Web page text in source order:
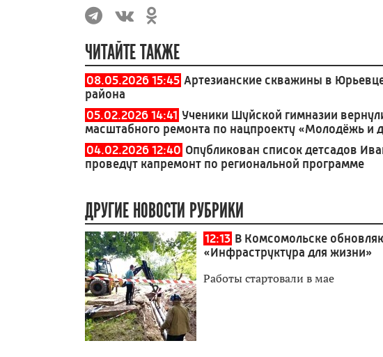
ЧИТАЙТЕ ТАКЖЕ
08.05.2026 15:45 Артезианские скважины в
района
05.02.2026 14:41 Ученики Шуйской гимназии
масштабного ремонта по нацпроекту «Молодёжь и
04.02.2026 12:40 Опубликован список детсадов
проведут капремонт по региональной программе
ДРУГИЕ НОВОСТИ РУБРИКИ
12:13 В Комсомольске
«Инфраструктура для жизни»
Работы стартовали в мае